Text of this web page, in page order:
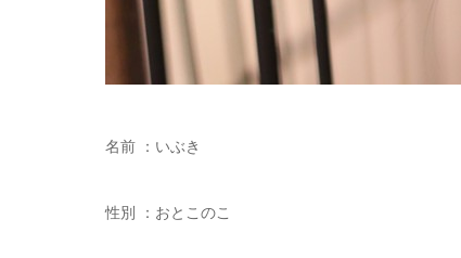
名前 ：いぶき
性別 ：おとこのこ